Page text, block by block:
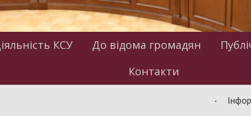
КСУ До відома громадян
Контакти
Інформація